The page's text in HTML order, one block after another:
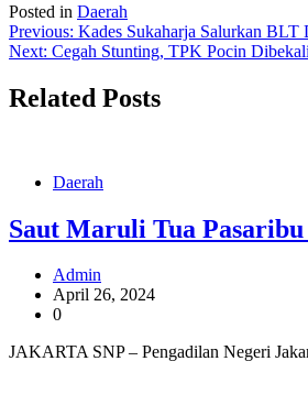
Posted in Daerah
Post
navigation
Previous: Kades Sukaharja Salurkan
Next: Cegah Stunting, TPK Pocin
Related Posts
Daerah
Saut Maruli Tua
Admin
April 26, 2024
0
JAKARTA SNP – Pengadilan Negeri